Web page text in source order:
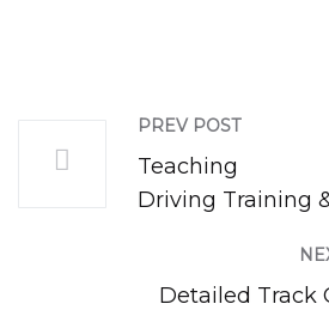
PREV POST
Teaching
Driving Training
Detailed Track